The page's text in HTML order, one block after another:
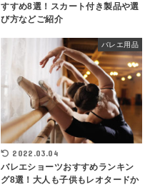
すすめ8選！スカート付き製品や選
び方などご紹介
バレエ用品
2022.03.04
バレエショーツおすすめランキン
グ8選！大人も子供もレオタードか